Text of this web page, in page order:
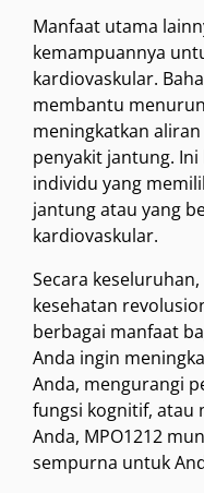
Manfaat utama
kemampuannya
kardiovaskular.
membantu
meningkatkan
penyakit jantung.
individu yang
jantung atau yang
kardiovaskular.
Secara
kesehatan
berbagai manfaat
Anda ingin
Anda, mengurangi
fungsi kognitif, atau
Anda, MPO1212
sempurna untuk